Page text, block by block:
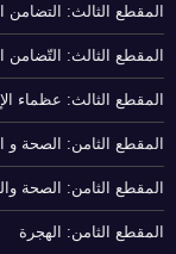
المقطع الثالث: التضامن
المقطع الثالث: التّضامن
المقطع الثالث: عظماء
المقطع الثامن: الصحة و
المقطع الثامن: الصحة
المقطع الثامن: الهجرة